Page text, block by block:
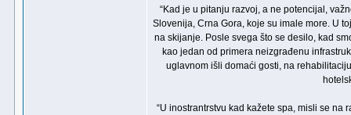
“Kad je u pitanju razvoj, a ne potencijal,
Slovenija, Crna Gora, koje su imale more. U
na skijanje. Posle svega što se desilo, kad
kao jedan od primera neizgrađenu
uglavnom išli domaći gosti, na
“U inostrantrstvu kad kažete spa, misli se